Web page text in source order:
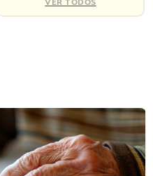
VER TODOS